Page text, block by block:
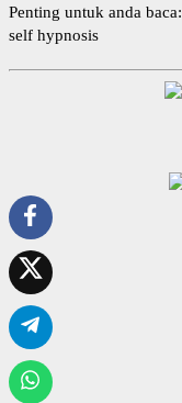
Penting untuk anda baca:
self hypnosis